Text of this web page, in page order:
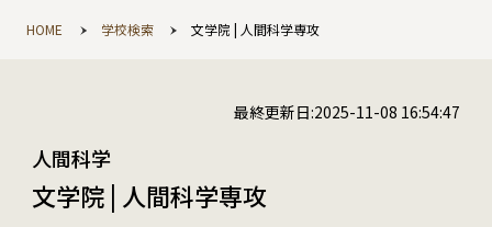
HOME 学校検索 文学院 | 人間科学専攻
最終更新日:2025-11-08 16:54:47
人間科学
文学院 | 人間科学専攻